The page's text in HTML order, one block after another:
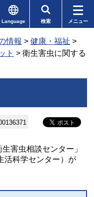
Language 検索 メニュー
情報 > 健康・福祉 >
ト > 衛生害虫に関する
害虫相談センター」
活科学センター）が